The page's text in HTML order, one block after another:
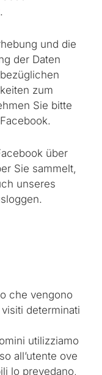
und die
der Daten
zum
Sie bitte
über
Sie sammelt,
unseres
che vengono
determinati
utilizziamo
all’utente ove
lo prevedano,